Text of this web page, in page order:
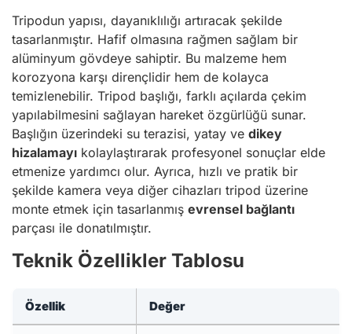
Tripodun yapısı, dayanıklılığı artıracak şekilde
tasarlanmıştır. Hafif olmasına rağmen sağlam bir
alüminyum gövdeye sahiptir. Bu malzeme hem
korozyona karşı dirençlidir hem de kolayca
temizlenebilir. Tripod başlığı, farklı açılarda çekim
yapılabilmesini sağlayan hareket özgürlüğü sunar.
Başlığın üzerindeki su terazisi, yatay ve dikey
hizalamayı kolaylaştırarak profesyonel sonuçlar elde
etmenize yardımcı olur. Ayrıca, hızlı ve pratik bir
şekilde kamera veya diğer cihazları tripod üzerine
monte etmek için tasarlanmış evrensel bağlantı
parçası ile donatılmıştır.
Teknik Özellikler Tablosu
Özellik Değer